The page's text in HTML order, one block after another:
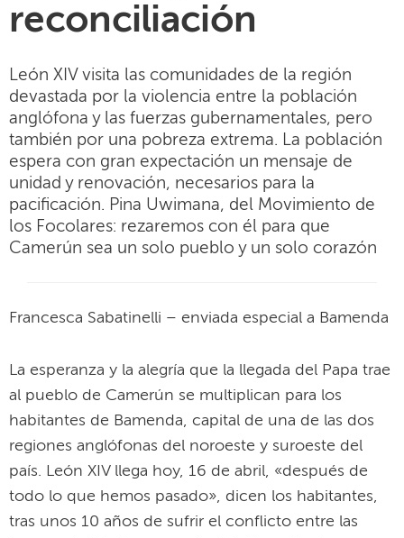
reconciliación
León XIV visita las comunidades de la región
devastada por la violencia entre la población
anglófona y las fuerzas gubernamentales, pero
también por una pobreza extrema. La población
espera con gran expectación un mensaje de
unidad y renovación, necesarios para la
pacificación. Pina Uwimana, del Movimiento de
los Focolares: rezaremos con él para que
Camerún sea un solo pueblo y un solo corazón
Francesca Sabatinelli – enviada especial a Bamenda
La esperanza y la alegría que la llegada del Papa trae
al pueblo de Camerún se multiplican para los
habitantes de Bamenda, capital de una de las dos
regiones anglófonas del noroeste y suroeste del
país. León XIV llega hoy, 16 de abril, «después de
todo lo que hemos pasado», dicen los habitantes,
tras unos 10 años de sufrir el conflicto entre las